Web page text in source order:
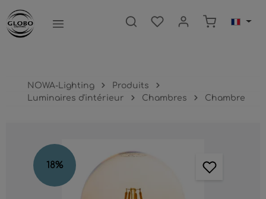
principal Le panier
NOWA-Lighting
Produits
Luminaires d'intérieur
Chambres Chambre
Ignorer la galerie d'images
18%